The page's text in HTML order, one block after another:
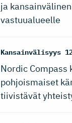
ja
vastuualueelle
Kansainvälisyys
Nordic Compass
pohjoismaiset
tiivistävät